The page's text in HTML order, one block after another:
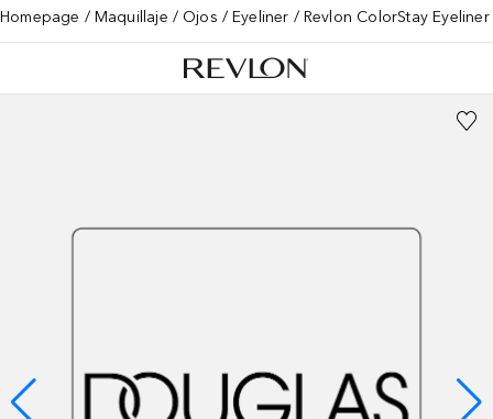
Homepage Maquillaje Ojos Eyeliner Revlon ColorStay Eyeliner